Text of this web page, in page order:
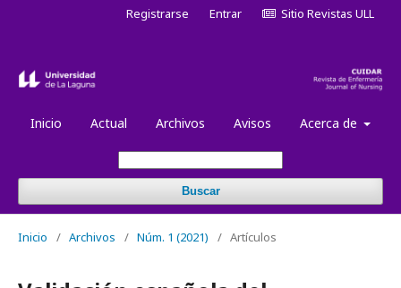
Inicio Actual Archivos Avisos Acerca de
Buscar
Registrarse Entrar Sitio Revistas ULL
Inicio / Archivos / Núm. 1 (2021) / Artículos